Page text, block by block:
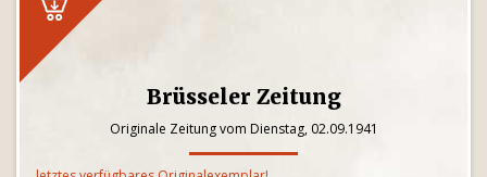
Brüsseler Zeitung
Originale Zeitung vom Dienstag, 02.09.1941